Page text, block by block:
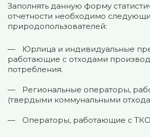
Заполнять данную форму
отчетности необходимо
природопользователей:
Юрлица и индивидуальные
работающие с отходами
потребления.
Региональные операторы,
(твердыми коммунальными
Операторы, работающие с